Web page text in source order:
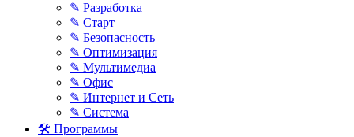
✎ Разработка
✎ Старт
✎ Безопасность
✎ Оптимизация
✎ Мультимедиа
✎ Офис
✎ Интернет и Сеть
✎ Система
🛠 Программы